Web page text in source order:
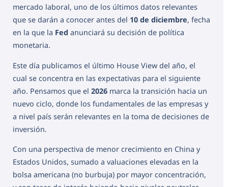
mercado laboral, uno de los últimos datos relevantes
que se darán a conocer antes del 10 de diciembre, fecha
en la que la Fed anunciará su decisión de política
monetaria.
Este día publicamos el último House View del año, el
cual se concentra en las expectativas para el siguiente
año. Pensamos que el 2026 marca la transición hacia un
nuevo ciclo, donde los fundamentales de las empresas y
a nivel país serán relevantes en la toma de decisiones de
inversión.
Con una perspectiva de menor crecimiento en China y
Estados Unidos, sumado a valuaciones elevadas en la
bolsa americana (no burbuja) por mayor concentración,